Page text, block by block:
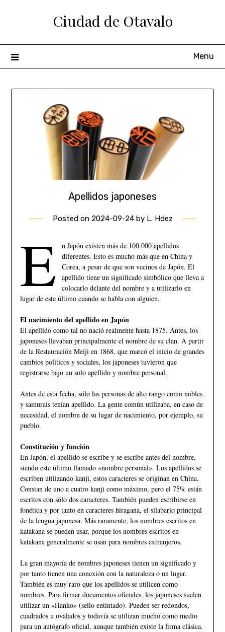
Ciudad de Otavalo
Menu
Apellidos japoneses
Posted on 2024-09-24by L. Hdez
E
n Japón existen más de 100.000 apellidos
diferentes. Esto es mucho más que en China y
Corea, a pesar de que son vecinos de Japón. El
apellido tiene un significado simbólico que lleva a
colocarlo delante del nombre y a utilizarlo en
lugar de este último cuando se habla con alguien.
El nacimiento del apellido en Japón
El apellido como tal no nació realmente hasta 1875. Antes, los
japoneses llevaban principalmente el nombre de su clan. A partir
de la Restauración Meiji en 1868, que marcó el inicio de grandes
cambios políticos y sociales, los japoneses tuvieron que
registrarse bajo un solo apellido y nombre personal.
Antes de esta fecha, sólo las personas de alto rango como nobles
y samurais tenían apellido. La gente común utilizaba, en caso de
necesidad, el nombre de su lugar de nacimiento, por ejemplo, su
pueblo.
Constitución y función
En Japón, el apellido se escribe y se escribe antes del nombre,
siendo este último llamado «nombre personal». Los apellidos se
escriben utilizando kanji, estos caracteres se originan en China.
Constan de uno a cuatro kanji como máximo, pero el 75% están
escritos con sólo dos caracteres. También pueden escribirse en
fonética y por tanto en caracteres hiragana, el silabario principal
de la lengua japonesa. Más raramente, los nombres escritos en
katakana se pueden usar, porque los nombres escritos en
katakana generalmente se usan para nombres extranjeros.
La gran mayoría de nombres japoneses tienen un significado y
por tanto tienen una conexión con la naturaleza o un lugar.
También es muy raro que los apellidos se utilicen como
nombres. Para firmar documentos oficiales, los japoneses suelen
utilizar un «Hanko» (sello entintado). Pueden ser redondos,
cuadrados u ovalados y todavía se utilizan mucho como medio
para un autógrafo oficial, aunque también existe la firma clásica.